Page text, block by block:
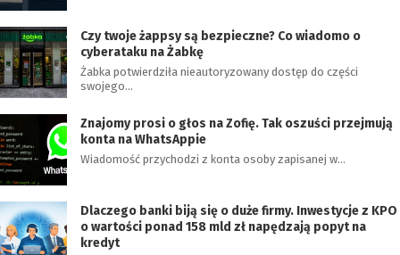
Czy twoje żappsy są bezpieczne? Co wiadomo o
cyberataku na Żabkę
Żabka potwierdziła nieautoryzowany dostęp do części
swojego…
Znajomy prosi o głos na Zofię. Tak oszuści przejmują
konta na WhatsAppie
Wiadomość przychodzi z konta osoby zapisanej w…
Dlaczego banki biją się o duże firmy. Inwestycje z KPO
o wartości ponad 158 mld zł napędzają popyt na
kredyt